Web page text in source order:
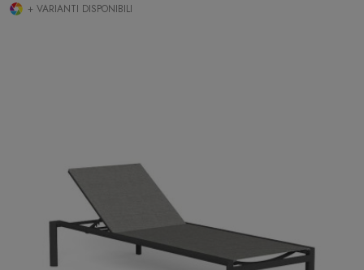
+ VARIANTI DISPONIBILI